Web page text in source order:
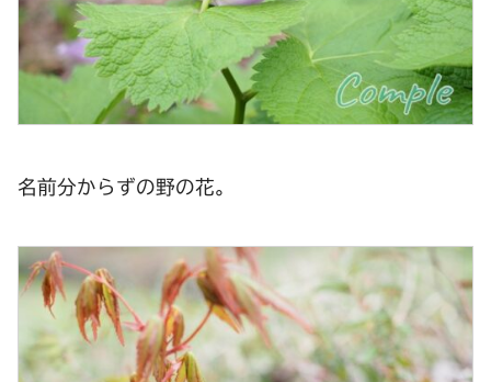
名前分からずの野の花。